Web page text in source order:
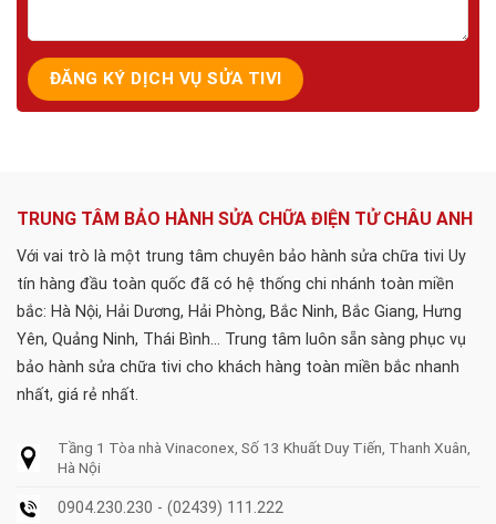
TRUNG TÂM BẢO HÀNH SỬA CHỮA ĐIỆN TỬ CHÂU ANH
Với vai trò là một trung tâm chuyên bảo hành sửa chữa tivi Uy
tín hàng đầu toàn quốc đã có hệ thống chi nhánh toàn miền
bắc: Hà Nội, Hải Dương, Hải Phòng, Bắc Ninh, Bắc Giang, Hưng
Yên, Quảng Ninh, Thái Bình... Trung tâm luôn sẵn sàng phục vụ
bảo hành sửa chữa tivi cho khách hàng toàn miền bắc nhanh
nhất, giá rẻ nhất.
Tầng 1 Tòa nhà Vinaconex, Số 13 Khuất Duy Tiến, Thanh Xuân,
Hà Nội
0904.230.230 - (02439) 111.222